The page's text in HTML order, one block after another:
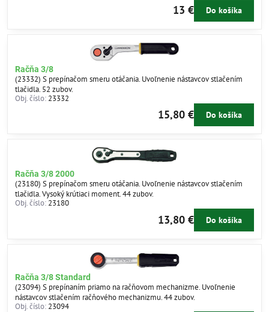
13 € Do košíka
Račňa 3/8
(23332) S prepínačom smeru otáčania. Uvoľnenie nástavcov stlačením
tlačidla. 52 zubov.
Obj. číslo: 23332
15,80 € Do košíka
Račňa 3/8 2000
(23180) S prepínačom smeru otáčania. Uvoľnenie nástavcov stlačením
tlačidla. Vysoký krútiaci moment. 44 zubov.
Obj. číslo: 23180
13,80 € Do košíka
Račňa 3/8 Standard
(23094) S prepínaním priamo na račňovom mechanizme. Uvoľnenie
nástavcov stlačením račňového mechanizmu. 44 zubov.
Obj. číslo: 23094